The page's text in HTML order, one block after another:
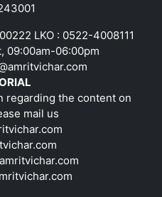
LKO : 0522-4008111
09:00am-06:00pm
regarding the content on
mail us